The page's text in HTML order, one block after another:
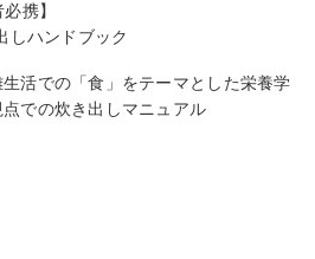
携】
しハンドブック
活での「食」をテーマとした栄養学
点での炊き出しマニュアル